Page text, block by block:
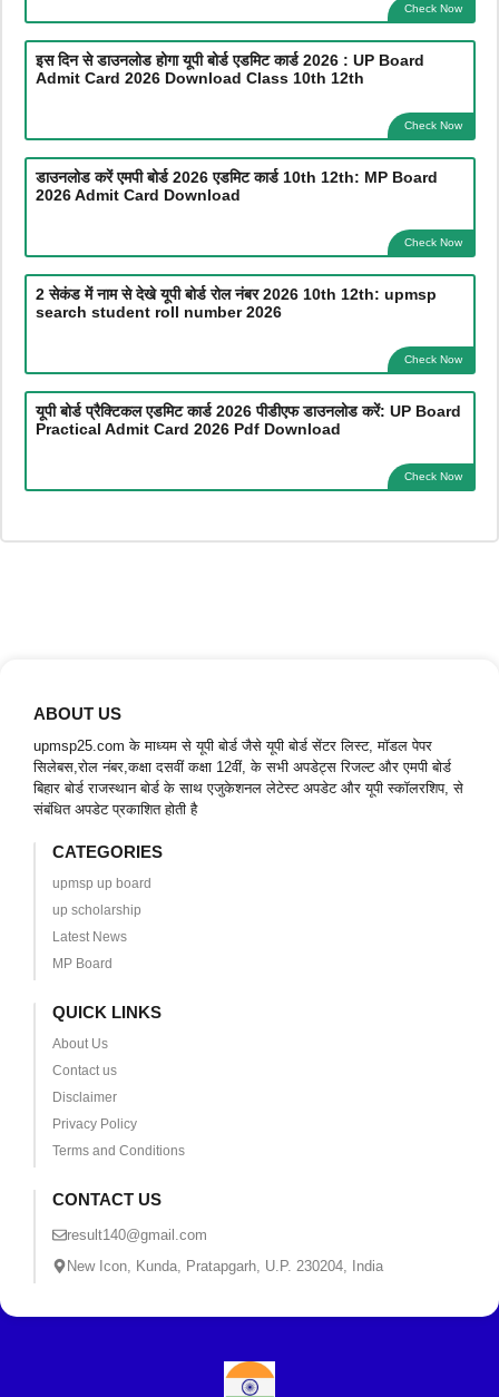
Check Now
इस दिन से डाउनलोड होगा यूपी बोर्ड एडमिट कार्ड 2026 : UP Board
Admit Card 2026 Download Class 10th 12th
Check Now
डाउनलोड करें एमपी बोर्ड 2026 एडमिट कार्ड 10th 12th: MP Board
2026 Admit Card Download
Check Now
2 सेकंड में नाम से देखे यूपी बोर्ड रोल नंबर 2026 10th 12th: upmsp
search student roll number 2026
Check Now
यूपी बोर्ड प्रैक्टिकल एडमिट कार्ड 2026 पीडीएफ डाउनलोड करें: UP Board
Practical Admit Card 2026 Pdf Download
Check Now
ABOUT US
upmsp25.com के माध्यम से यूपी बोर्ड जैसे यूपी बोर्ड सेंटर लिस्ट, मॉडल पेपर
सिलेबस,रोल नंबर,कक्षा दसवीं कक्षा 12वीं, के सभी अपडेट्स रिजल्ट और एमपी बोर्ड
बिहार बोर्ड राजस्थान बोर्ड के साथ एजुकेशनल लेटेस्ट अपडेट और यूपी स्कॉलरशिप, से
संबंधित अपडेट प्रकाशित होती है
CATEGORIES
upmsp up board
up scholarship
Latest News
MP Board
QUICK LINKS
About Us
Contact us
Disclaimer
Privacy Policy
Terms and Conditions
CONTACT US
result140@gmail.com
New Icon, Kunda, Pratapgarh, U.P. 230204, India